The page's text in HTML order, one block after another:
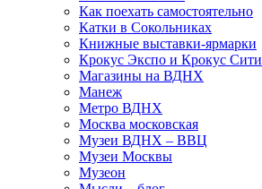
Как поехать самостоятельно
Катки в Сокольниках
Книжные выставки-ярмарки
Крокус Экспо и Крокус Сити
Магазины на ВДНХ
Манеж
Метро ВДНХ
Москва московская
Музеи ВДНХ – ВВЦ
Музеи Москвы
Музеон